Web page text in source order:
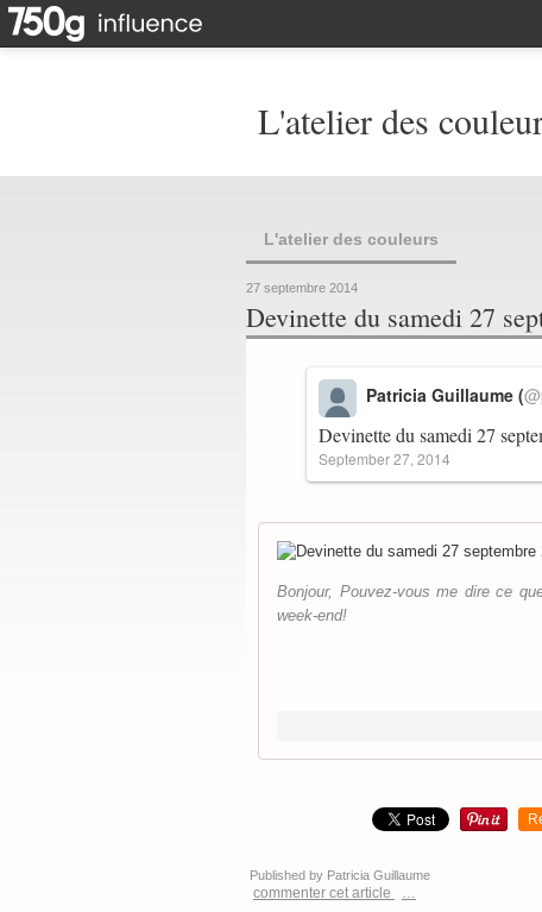
L'atelier des
L'atelier des couleurs
27 septembre 2014
Devinette du samedi 27
Devinette du samedi 27
Patricia Guillaume (
September 27, 2014
Bonjour, Pouvez-vous me dire ce
week-end!
Published by Patricia Guillaume
commenter cet article …